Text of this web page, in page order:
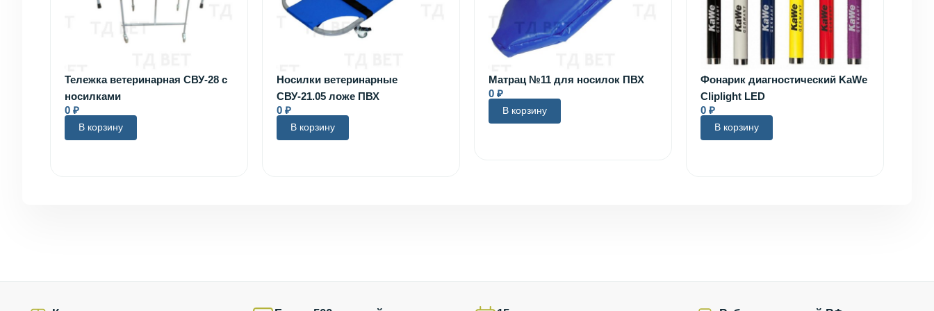
Тележка ветеринарная СВУ-28 с
носилками
0 ₽
В корзину
Носилки ветеринарные
СВУ-21.05 ложе ПВХ
0 ₽
В корзину
Матрац №11 для носилок ПВХ
0 ₽
В корзину
Фонарик диагностический KaWe
Cliplight LED
0 ₽
В корзину